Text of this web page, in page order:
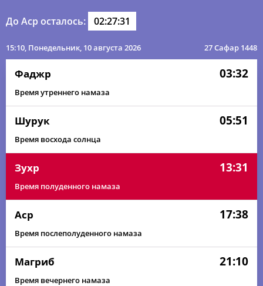
До Аср осталось: 02:27:30
15:10, Понедельник, 10 августа 2026 27 Сафар 1448
Фаджр 03:32
Время утреннего намаза
Шурук 05:51
Время восхода солнца
Зухр 13:31
Время полуденного намаза
Аср 17:38
Время послеполуденного намаза
Магриб 21:10
Время вечернего намаза